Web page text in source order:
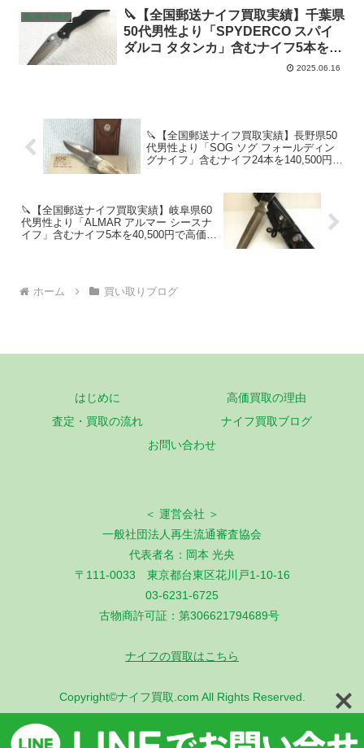
取！
買い取りブログ
🔪【全国郵送ナイフ買取実績】千葉県
50代男性より「SPYDERCO スパイ
ダルコ タタンカ」含むナイフ5本を
34,500円(一本あたり6,900円)で高価
2025.06.16
🔪【全国郵送ナイフ買取実績】長野県50
代男性より「SOG ソグ フォールディン
グナイフ」含むナイフ24本を140,500円で
🔪【全国郵送ナイフ買取実績】岐阜県60
代男性より「ALMAR アルマー シースナ
イフ」含むナイフ5本を40,500円で高価買
ホーム 買い取りブログ
はじめに
高価買取の理由
査定・買取の流れ
ナイフ買取ブログ
お問い合わせ
＜ 運営会社 ＞
一般社団法人再生流通審査協会
代表者名：岡本 光央
〒111-0033 東京都台東区花川戸1-10-16
03-6231-6725
古物商許可証：第306621794689号
ナイフの買取はこちら
Copyright©ナイフ買取.com All Rights Reserved.